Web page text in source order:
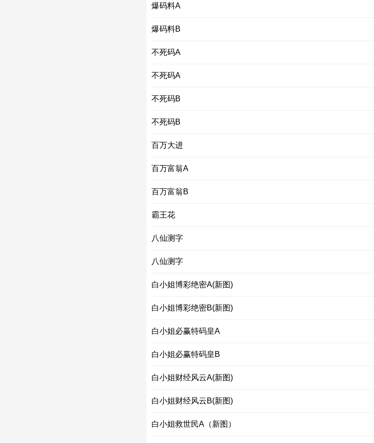
爆码料A
爆码料B
不死码A
不死码A
不死码B
不死码B
百万大进
百万富翁A
百万富翁B
霸王花
八仙测字
八仙测字
白小姐博彩绝密A(新图)
白小姐博彩绝密B(新图)
白小姐必赢特码皇A
白小姐必赢特码皇B
白小姐财经风云A(新图)
白小姐财经风云B(新图)
白小姐救世民A（新图）